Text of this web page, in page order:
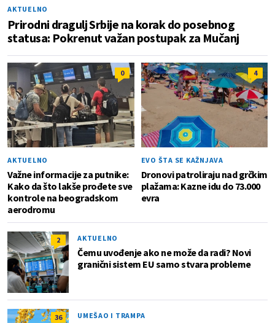
AKTUELNO
Prirodni dragulj Srbije na korak do posebnog
statusa: Pokrenut važan postupak za Mučanj
0
AKTUELNO
Važne informacije za putnike:
Kako da što lakše prođete sve
kontrole na beogradskom
aerodromu
4
EVO ŠTA SE KAŽNJAVA
Dronovi patroliraju nad grčkim
plažama: Kazne idu do 73.000
evra
2 AKTUELNO
Čemu uvođenje ako ne može da radi? Novi
granični sistem EU samo stvara probleme
36 UMEŠAO I TRAMPA